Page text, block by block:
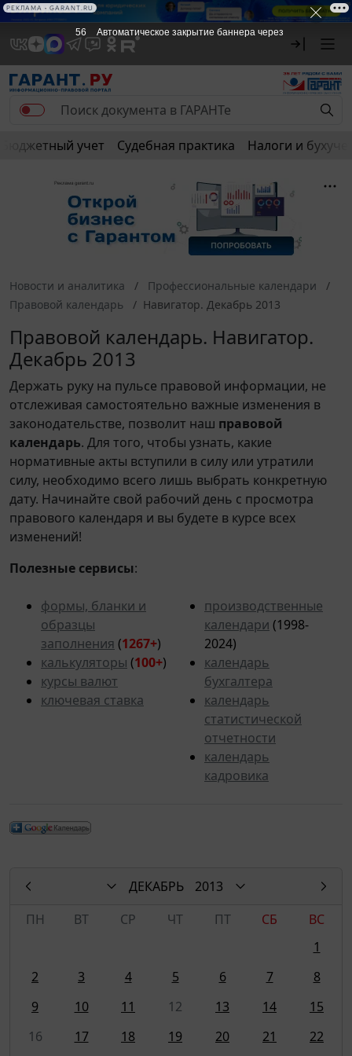
Бюджетный учет Судебная практика Налоги и
Новости и аналитика
Профессиональные календари
Правовой календарь
Навигатор. Декабрь 2013
Правовой календарь. Навигатор.
Декабрь 2013
Держать руку на пульсе правовой информации, не
отслеживая самостоятельно важные изменения в
законодательстве, позволит наш правовой
календарь. Для того, чтобы узнать, какие
нормативные акты вступили в силу или утратили
силу, необходимо всего лишь выбрать конкретную
дату. Начинайте свой рабочий день с просмотра
правового календаря и вы будете в курсе всех
изменений!
Полезные сервисы:
формы, бланки и
образцы
заполнения (1267+)
калькуляторы (100+)
курсы валют
ключевая ставка
производственные
календари (1998-
2024)
календарь
бухгалтера
календарь
статистической
отчетности
календарь
кадровика
ДЕКАБРЬ
2013
ПН
ВТ СР ЧТ ПТ СБ
ВС
1
2
3 4 5 6 7
8
9
10 11 12 13 14
15
16
17 18 19 20 21
22
56 Автоматическое закрытие баннера через
РЕКЛАМА • GARANT.RU